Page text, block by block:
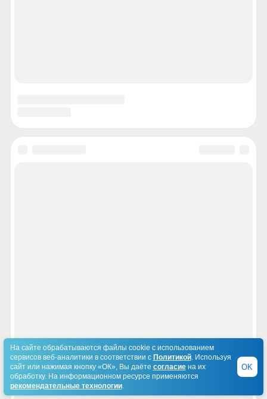
На сайте обрабатываются файлы cookie с использованием
сервисов веб-аналитики в соответствии с Политикой. Используя
сайт или нажимая кнопку «ОК», Вы даёте согласиена их
обработку. На информационном ресурсе применяются
рекомендательные технологии.
OK